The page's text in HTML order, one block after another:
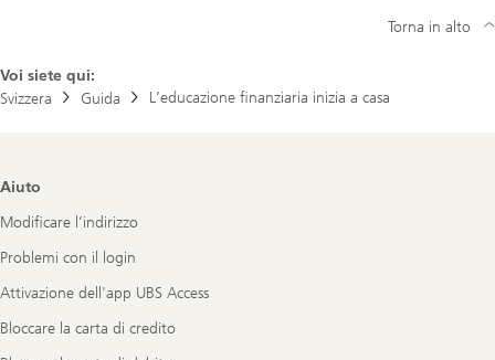
Voi siete qui:
Svizzera
Guida L’educazione finanziaria inizia a casa
Torna in alto
Footer
Aiuto
Modificare l’indirizzo
Problemi con il login
Attivazione dell'app UBS Access
Bloccare la carta di credito